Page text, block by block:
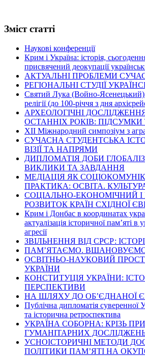
Зміст статті
Наукові конференції
Крим і Україна: історія,
присвячений деокупації
АКТУАЛЬНІ ПРОБЛЕМИ
РЕГІОНАЛЬНІ СТУДІЇ
Святий Лука (Войно-
релігії (до 100-річчя з дня
АРХЕОЛОГІЧНІ
ОСТАННІХ РОКІВ:
ХІІ Міжнародний симпозіум з
СУЧАСНА СТУДЕНТСЬКА
ВІЗІЇ ТА НАПРЯМИ
ДИПЛОМАТІЯ ДОБИ
ВИКЛИКИ ТА ЗАВДАННЯ
МЕДІАЦІЯ ЯК
ПРАКТИКА: ОСВІТА.
СОЦІАЛЬНО-ЕКОНОМІЧНИЙ І
РОЗВИТОК КРАЇН СХІДНОЇ
Крим і Донбас в координатах
актуалізація історичної пам’яті в
агресії
ЗВІЛЬНЕННЯ ВІД СРСР:
ПАМ’ЯТАЄМО.
ОСВІТНЬО-НАУКОВИЙ
УКРАЇНИ
КОНСТИТУЦІЯ УКРАЇНИ:
ПЕРСПЕКТИВИ
НА ШЛЯХУ ДО ОБ’ЄДНАНОЇ
Публічна дипломатія суверенної
та історична ретроспектива
УКРАЇНА СОБОРНА: КРІЗЬ
ГУМАНІТАРНИХ
УСНОІСТОРИЧНІ МЕТОДИ
ПОЛІТИКИ ПАМ’ЯТІ НА